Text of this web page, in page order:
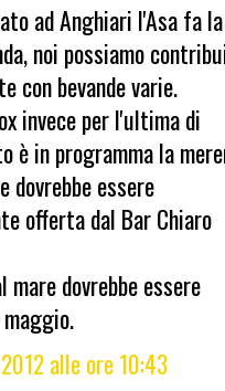
ad Anghiari l'Asa fa la
noi possiamo
con bevande varie.
invece per l'ultima di
è in programma la
dovrebbe essere
offerta dal Bar Chiaro
mare dovrebbe essere
alle ore 10:43